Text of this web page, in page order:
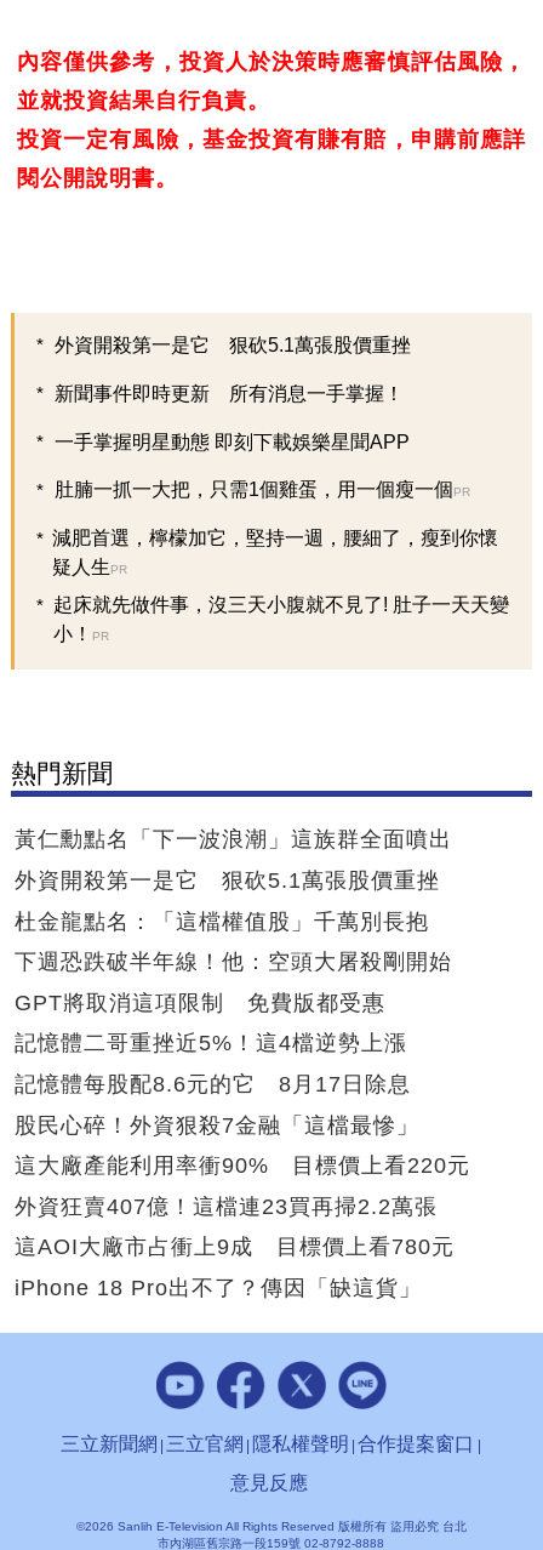
內容僅供參考，投資人於決策時應審慎評估風險，
並就投資結果自行負責。
投資一定有風險，基金投資有賺有賠，申購前應詳
閱公開說明書。
外資開殺第一是它 狠砍5.1萬張股價重挫
新聞事件即時更新 所有消息一手掌握！
一手掌握明星動態 即刻下載娛樂星聞APP
肚腩一抓一大把，只需1個雞蛋，用一個瘦一個PR
減肥首選，檸檬加它，堅持一週，腰細了，瘦到你懷
疑人生PR
起床就先做件事，沒三天小腹就不見了! 肚子一天天變
小！
PR
熱門新聞
黃仁勳點名「下一波浪潮」這族群全面噴出
外資開殺第一是它 狠砍5.1萬張股價重挫
杜金龍點名：「這檔權值股」千萬別長抱
下週恐跌破半年線！他：空頭大屠殺剛開始
GPT將取消這項限制 免費版都受惠
記憶體二哥重挫近5%！這4檔逆勢上漲
記憶體每股配8.6元的它 8月17日除息
股民心碎！外資狠殺7金融「這檔最慘」
這大廠產能利用率衝90% 目標價上看220元
外資狂賣407億！這檔連23買再掃2.2萬張
這AOI大廠市占衝上9成 目標價上看780元
iPhone 18 Pro出不了？傳因「缺這貨」
三立新聞網 三立官網 隱私權聲明 合作提案窗口
意見反應
©2026 Sanlih E-Television All Rights Reserved 版權所有 盜用必究 台北
市內湖區舊宗路一段159號 02-8792-8888